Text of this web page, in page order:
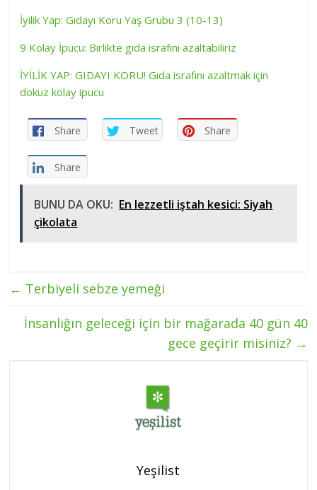
İyilik Yap: Gıdayı Koru Yaş Grubu 3 (10-13)
9 Kolay İpucu: Birlikte gıda israfını azaltabiliriz
İYİLİK YAP: GIDAYI KORU! Gıda israfını azaltmak için
dokuz kolay ipucu
Share Tweet Share
Share
BUNU DA OKU: En lezzetli iştah kesici: Siyah
çikolata
← Terbiyeli sebze yemeği
İnsanlığın geleceği için bir mağarada 40 gün 40
gece geçirir misiniz? →
Yeşilist